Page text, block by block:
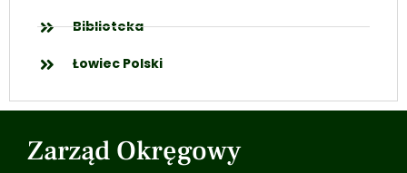
Biblioteka
Łowiec Polski
Zarząd Okręgowy